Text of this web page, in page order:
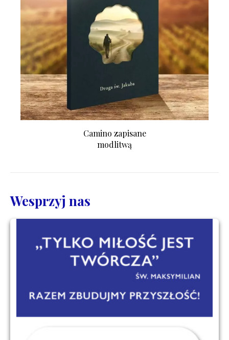
Camino zapisane
modlitwą
Wesprzyj nas